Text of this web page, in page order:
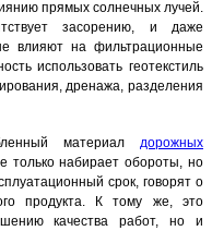
прямых солнечных лучей.
засорению, и даже
влияют на фильтрационные
использовать геотекстиль
дренажа, разделения
материал дорожных
только набирает обороты, но
срок, говорят о
продукта. К тому же, это
качества работ, но и